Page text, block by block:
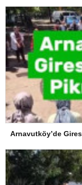
Arnavutköy’de